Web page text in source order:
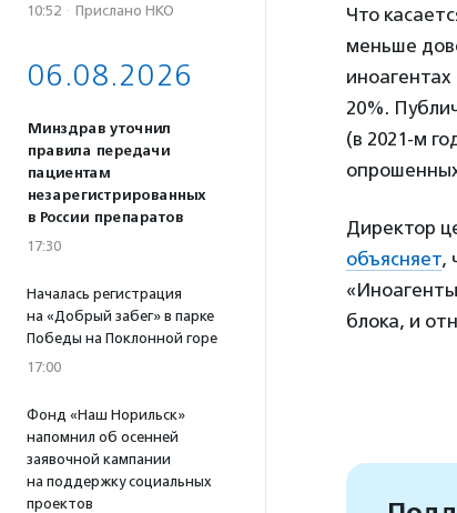
10:52 · Прислано НКО
06.08.2026
Минздрав уточнил
правила передачи
пациентам
незарегистрированных
в России препаратов
17:30
Началась регистрация
на «Добрый забег» в парке
Победы на Поклонной горе
17:00
Фонд «Наш Норильск»
напомнил об осенней
заявочной кампании
на поддержку социальных
проектов
Что
меньше
20%.
(в 2021-м
Директор
объясняет,
блока, и